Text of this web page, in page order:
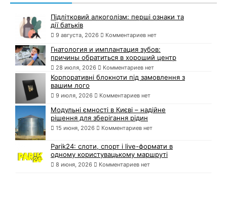
Підлітковий алкоголізм: перші ознаки та
дії батьків
9 августа, 2026 Комментариев нет
Гнатология и имплантация зубов:
причины обратиться в хороший центр
28 июля, 2026 Комментариев нет
Корпоративні блокноти під замовлення з
вашим лого
9 июля, 2026 Комментариев нет
Модульні ємності в Києві – надійне
рішення для зберігання рідин
15 июня, 2026 Комментариев нет
Parik24: слоти, спорт і live-формати в
одному користувацькому маршруті
8 июня, 2026 Комментариев нет